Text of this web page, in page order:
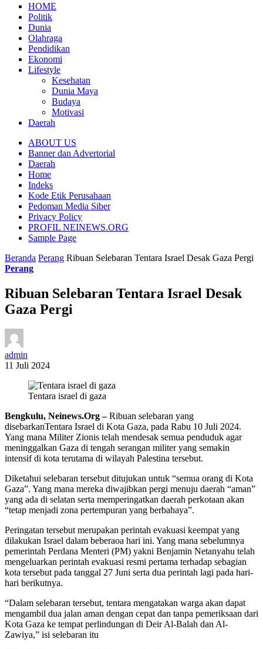
HOME
Politik
Dunia
Olahraga
Pendidikan
Ekonomi
Lifestyle
Kesehatan
Dunia Maya
Budaya
Motivasi
Daerah
ABOUT US
Banner dan Advertorial
Daerah
Home
Indeks
Kode Etik Perusahaan
Pedoman Media Siber
Privacy Policy
PROFIL NEINEWS.ORG
Sample Page
Beranda Perang Ribuan Selebaran Tentara Israel Desak Gaza Pergi
Perang
Ribuan Selebaran Tentara Israel Desak
Gaza Pergi
admin
11 Juli 2024
Tentara israel di gaza
Bengkulu, Neinews.Org –Ribuan selebaran yang
disebarkanTentara Israel di Kota Gaza, pada Rabu 10 Juli 2024.
Yang mana Militer Zionis telah mendesak semua penduduk agar
meninggalkan Gaza di tengah serangan militer yang semakin
intensif di kota terutama di wilayah Palestina tersebut.
Diketahui selebaran tersebut ditujukan untuk “semua orang di Kota
Gaza”. Yang mana mereka diwajibkan pergi menuju daerah “aman”
yang ada di selatan serta memperingatkan daerah perkotaan akan
“tetap menjadi zona pertempuran yang berbahaya”.
Peringatan tersebut merupakan perintah evakuasi keempat yang
dilakukan Israel dalam beberaoa hari ini. Yang mana sebelumnya
pemerintah Perdana Menteri (PM) yakni Benjamin Netanyahu telah
mengeluarkan perintah evakuasi resmi pertama terhadap sebagian
kota tersebut pada tanggal 27 Juni serta dua perintah lagi pada hari-
hari berikutnya.
“Dalam selebaran tersebut, tentara mengatakan warga akan dapat
mengambil dua jalan aman dengan cepat dan tanpa pemeriksaan dari
Kota Gaza ke tempat perlindungan di Deir Al-Balah dan Al-
Zawiya,” isi selebaran itu